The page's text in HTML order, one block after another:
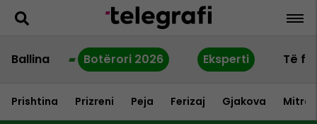
Ballina Botërori 2026 Eksperti Të
Prishtina Prizreni Peja Ferizaj Gjakova